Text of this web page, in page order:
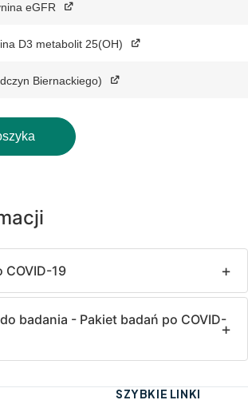
eGFR
D3 metabolit 25(OH)
Biernackiego)
COVID-19
badania - Pakiet badań po COVID-
SZYBKIE LINKI